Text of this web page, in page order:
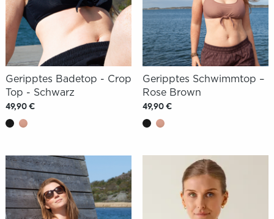
Geripptes Badetop - Crop
Top - Schwarz
49,90 €
Geripptes Schwimmtop –
Rose Brown
49,90 €